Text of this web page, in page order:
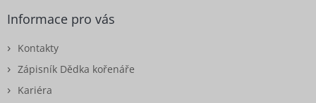
Informace pro vás
Kontakty
Zápisník Dědka kořenáře
Kariéra